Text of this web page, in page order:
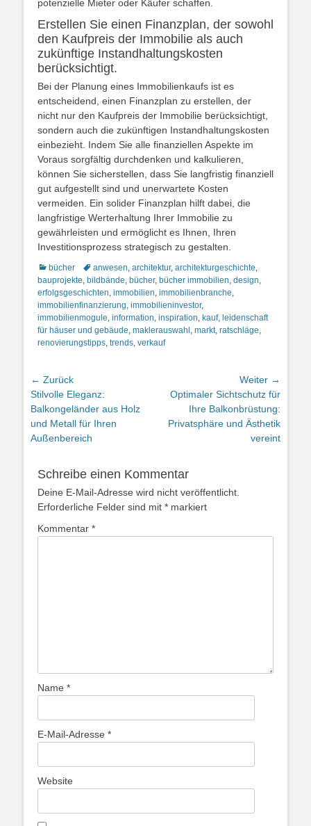
potenzielle Mieter oder Käufer schaffen.
Erstellen Sie einen Finanzplan, der sowohl
den Kaufpreis der Immobilie als auch
zukünftige Instandhaltungskosten
berücksichtigt.
Bei der Planung eines Immobilienkaufs ist es
entscheidend, einen Finanzplan zu erstellen, der
nicht nur den Kaufpreis der Immobilie berücksichtigt,
sondern auch die zukünftigen Instandhaltungskosten
einbezieht. Indem Sie alle finanziellen Aspekte im
Voraus sorgfältig durchdenken und kalkulieren,
können Sie sicherstellen, dass Sie langfristig finanziell
gut aufgestellt sind und unerwartete Kosten
vermeiden. Ein solider Finanzplan hilft dabei, die
langfristige Werterhaltung Ihrer Immobilie zu
gewährleisten und ermöglicht es Ihnen, Ihren
Investitionsprozess strategisch zu gestalten.
Kategorien
bücher Schlagworte
anwesen, architektur, architekturgeschichte,
bauprojekte, bildbände, bücher, bücher immobilien, design,
erfolgsgeschichten, immobilien, immobilienbranche,
immobilienfinanzierung, immobilieninvestor,
immobilienmogule, information, inspiration, kauf, leidenschaft
für häuser und gebäude, maklerauswahl , markt, ratschläge,
renovierungstipps, trends, verkauf
Beitragsnavigation
← Zurück
Vorheriger
Beitrag:
Stilvolle Eleganz:
Balkongeländer aus Holz
und Metall für Ihren
Außenbereich
Weiter →
Nächster
Optimaler Sichtschutz für
Ihre Balkonbrüstung:
Privatsphäre und Ästhetik
vereint
Schreibe einen Kommentar
Deine E-Mail-Adresse wird nicht veröffentlicht.
Erforderliche Felder sind mit * markiert
Kommentar *
Name *
E-Mail-Adresse *
Website